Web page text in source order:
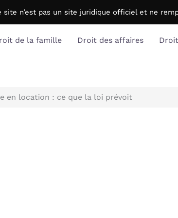
site n’est pas un site juridique officiel et ne
de la famille Droit des affaires
en location : ce que la loi prévoit